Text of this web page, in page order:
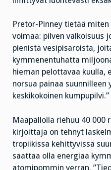
Pretor-Pinney tietää
voimaa: pilven valkoisuus
pienistä vesipisaroista,
kymmenentuhatta
hieman pelottavaa kuulla,
norsua painaa suunnilleen
keskikokoinen kumpupilvi.”
Maapallolla riehuu 40 000
kirjoittaja on tehnyt
tropiikissa kehittyvissä
saattaa olla energiaa
atomipommin verran.